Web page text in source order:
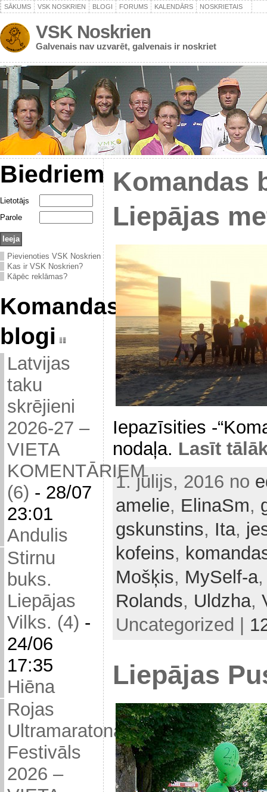
SĀKUMS VSK NOSKRIEN BLOGI FORUMS KALENDĀRS NOSKRIETAIS
VSK Noskrien
Galvenais nav uzvarēt, galvenais ir noskriet
Biedriem
Lietotājs
Parole
Pievienoties VSK Noskrien
Kas ir VSK Noskrien?
Kāpēc reklāmas?
Komandas
blogi
Latvijas
taku
skrējieni
2026-27 –
VIETA
KOMENTĀRIEM
(6) - 28/07
23:01
Andulis
Stirnu
buks.
Liepājas
Vilks. (4) -
24/06
17:35
Hiēna
Rojas
Ultramaratona
Festivāls
2026 –
Komandas
Liepājas
Iepazīsities -
nodaļa. Lasīt
1. jūlijs, 2016 no
amelie, ElinaSm,
gskunstins, Ita,
kofeins,
Mošķis, MySelf-a
Rolands, Uldzha,
Uncategorized |
Liepājas